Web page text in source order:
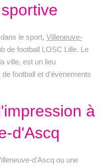
le sport, Villeneuve-
de football LOSC Lille. Le
ville, est un lieu
football et d'événements
à
d'Ascq
d'Ascq ou une